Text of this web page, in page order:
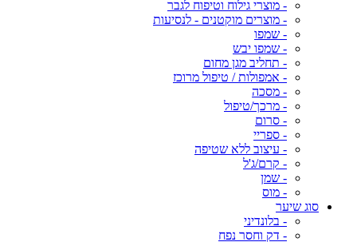
- מוצרי גילוח וטיפוח לגבר
- מוצרים מוקטנים - לנסיעות
- שמפו
- שמפו יבש
- תחליב מגן מחום
- אמפולות / טיפול מרוכז
- מסכה
- מרכך/טיפול
- סרום
- ספריי
- עיצוב ללא שטיפה
- קרם/ג'ל
- שמן
- מוס
סוג שיער
- בלונדיני
- דק וחסר נפח